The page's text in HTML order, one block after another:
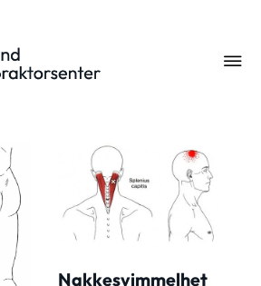
Nakkesvimmelhet